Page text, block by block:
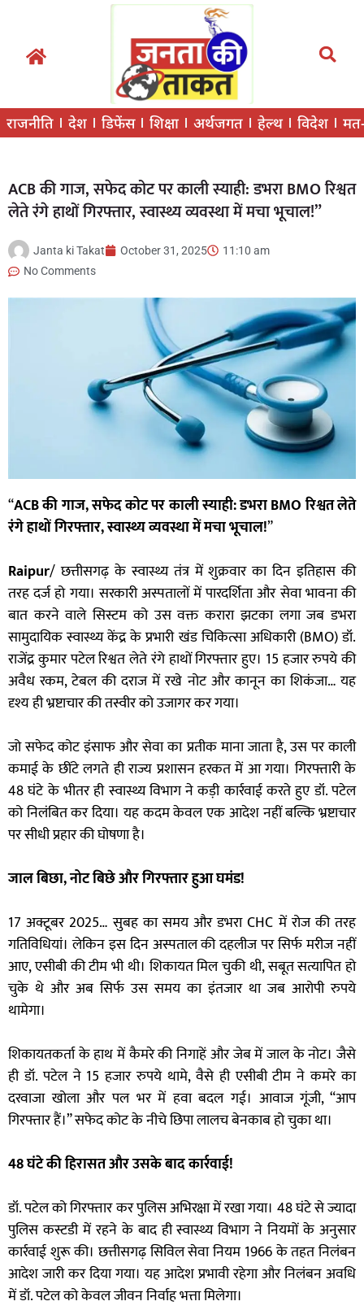
राजनीति देश डिफेंस शिक्षा अर्थजगत हेल्थ विदेश
ACB की गाज, सफेद कोट पर काली स्याही: डभरा BMO रिश्वत
लेते रंगे हाथों गिरफ्तार, स्वास्थ्य व्यवस्था में मचा भूचाल!”
Janta ki Takat October 31, 2025
11:10 am
No Comments
“ACB की गाज, सफेद कोट पर काली स्याही: डभरा BMO रिश्वत लेते
रंगे हाथों गिरफ्तार, स्वास्थ्य व्यवस्था में मचा भूचाल!”
Raipur/ छत्तीसगढ़ के स्वास्थ्य तंत्र में शुक्रवार का दिन इतिहास की
तरह दर्ज हो गया। सरकारी अस्पतालों में पारदर्शिता और सेवा भावना की
बात करने वाले सिस्टम को उस वक्त करारा झटका लगा जब डभरा
सामुदायिक स्वास्थ्य केंद्र के प्रभारी खंड चिकित्सा अधिकारी (BMO) डॉ.
राजेंद्र कुमार पटेल रिश्वत लेते रंगे हाथों गिरफ्तार हुए। 15 हजार रुपये की
अवैध रकम, टेबल की दराज में रखे नोट और कानून का शिकंजा… यह
दृश्य ही भ्रष्टाचार की तस्वीर को उजागर कर गया।
जो सफेद कोट इंसाफ और सेवा का प्रतीक माना जाता है, उस पर काली
कमाई के छींटे लगते ही राज्य प्रशासन हरकत में आ गया। गिरफ्तारी के
48 घंटे के भीतर ही स्वास्थ्य विभाग ने कड़ी कार्रवाई करते हुए डॉ. पटेल
को निलंबित कर दिया। यह कदम केवल एक आदेश नहीं बल्कि भ्रष्टाचार
पर सीधी प्रहार की घोषणा है।
जाल बिछा, नोट बिछे और गिरफ्तार हुआ घमंड!
17 अक्टूबर 2025… सुबह का समय और डभरा CHC में रोज की तरह
गतिविधियां। लेकिन इस दिन अस्पताल की दहलीज पर सिर्फ मरीज नहीं
आए, एसीबी की टीम भी थी। शिकायत मिल चुकी थी, सबूत सत्यापित हो
चुके थे और अब सिर्फ उस समय का इंतजार था जब आरोपी रुपये
थामेगा।
शिकायतकर्ता के हाथ में कैमरे की निगाहें और जेब में जाल के नोट। जैसे
ही डॉ. पटेल ने 15 हजार रुपये थामे, वैसे ही एसीबी टीम ने कमरे का
दरवाजा खोला और पल भर में हवा बदल गई। आवाज गूंजी, “आप
गिरफ्तार हैं।” सफेद कोट के नीचे छिपा लालच बेनकाब हो चुका था।
48 घंटे की हिरासत और उसके बाद कार्रवाई!
डॉ. पटेल को गिरफ्तार कर पुलिस अभिरक्षा में रखा गया। 48 घंटे से ज्यादा
पुलिस कस्टडी में रहने के बाद ही स्वास्थ्य विभाग ने नियमों के अनुसार
कार्रवाई शुरू की। छत्तीसगढ़ सिविल सेवा नियम 1966 के तहत निलंबन
आदेश जारी कर दिया गया। यह आदेश प्रभावी रहेगा और निलंबन अवधि
में डॉ. पटेल को केवल जीवन निर्वाह भत्ता मिलेगा।